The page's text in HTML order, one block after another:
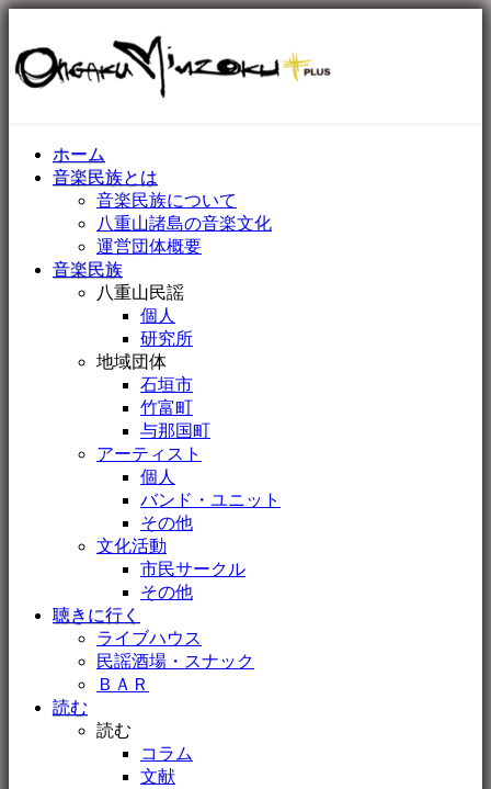
ホーム
音楽民族とは
音楽民族について
八重山諸島の音楽文化
運営団体概要
音楽民族
八重山民謡
個人
研究所
地域団体
石垣市
竹富町
与那国町
アーティスト
個人
バンド・ユニット
その他
文化活動
市民サークル
その他
聴きに行く
ライブハウス
民謡酒場・スナック
ＢＡＲ
読む
読む
コラム
文献